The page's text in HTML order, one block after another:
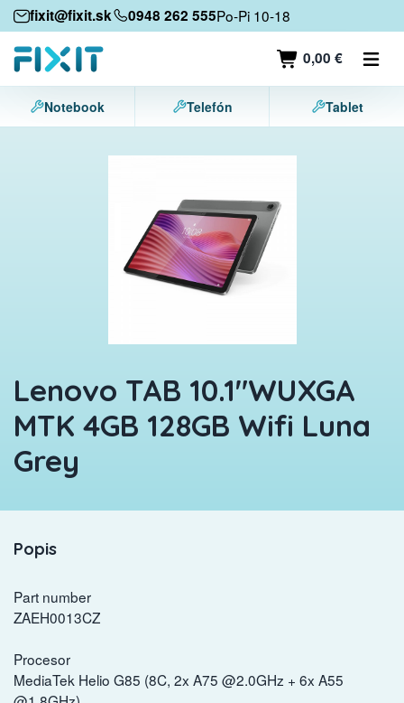
fixit@fixit.sk 0948 262 555Po-Pi 10-18
0,00 €
Mobilné zariadenia
Mobilné telefóny
Tablety
Notebook Telefón Tablet
Lenovo TAB 10.1"WUXGA
MTK 4GB 128GB Wifi Luna
Grey
Popis
Part number
ZAEH0013CZ
Procesor
MediaTek Helio G85 (8C, 2x A75 @2.0GHz + 6x A55